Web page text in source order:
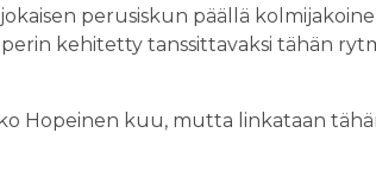
perusiskun päällä
kehitetty tanssittavaksi tähän
Hopeinen kuu, mutta linkataan